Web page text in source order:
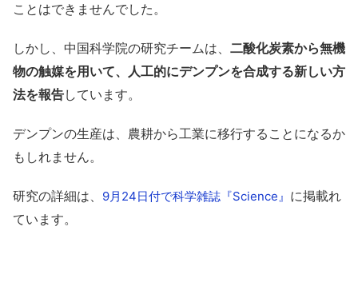
ことはできませんでした。
しかし、中国科学院の研究チームは、 二酸化炭素から無機
物の触媒を用いて、人工的にデンプンを合成する新しい方
法を報告しています。
デンプンの生産は、農耕から工業に移行することになるか
もしれません。
研究の詳細は、 9月24日付で科学雑誌『Science』 に掲載れ
ています。